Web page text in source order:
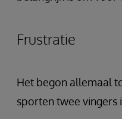
Frustratie
Het begon allemaal
sporten twee vingers